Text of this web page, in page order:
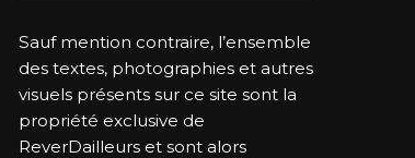
Sauf mention contraire, l’ensemble
des textes, photographies et autres
visuels présents sur ce site sont la
propriété exclusive de
ReverDailleurs et sont alors